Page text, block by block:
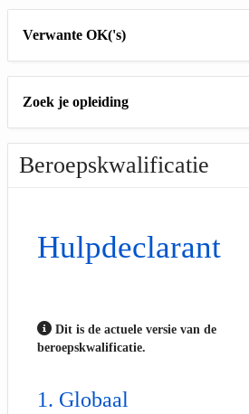
Verwante OK('s)
Zoek je opleiding
Beroepskwalificatie
Hulpdeclarant
Dit is de actuele versie van de
beroepskwalificatie.
Globaal